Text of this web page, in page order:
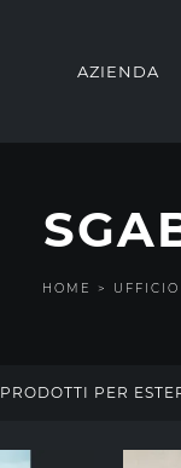
AZIENDA
HOME >
PRODOTTI PER